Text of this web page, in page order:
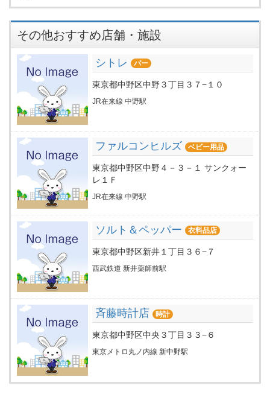
その他おすすめ店舗・施設
シトレ バー
東京都中野区中野３丁目３７−１０
JR在来線 中野駅
ファルコンヒルズ ベビー用品
東京都中野区中野４－３－１ サンクォー
レ１Ｆ
JR在来線 中野駅
ソルト＆ペッパー 衣料品店
東京都中野区新井１丁目３６−７
西武鉄道 新井薬師前駅
斉藤時計店 時計
東京都中野区中央３丁目３３−６
東京メトロ丸ノ内線 新中野駅